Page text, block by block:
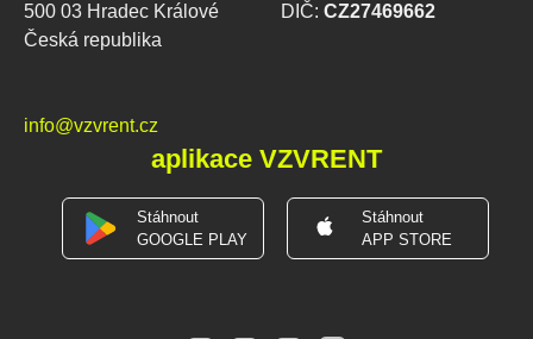
500 03 Hradec Králové
Česká republika
DIČ: CZ27469662
info@vzvrent.cz
aplikace VZVRENT
Stáhnout
GOOGLE PLAY
Stáhnout
APP STORE